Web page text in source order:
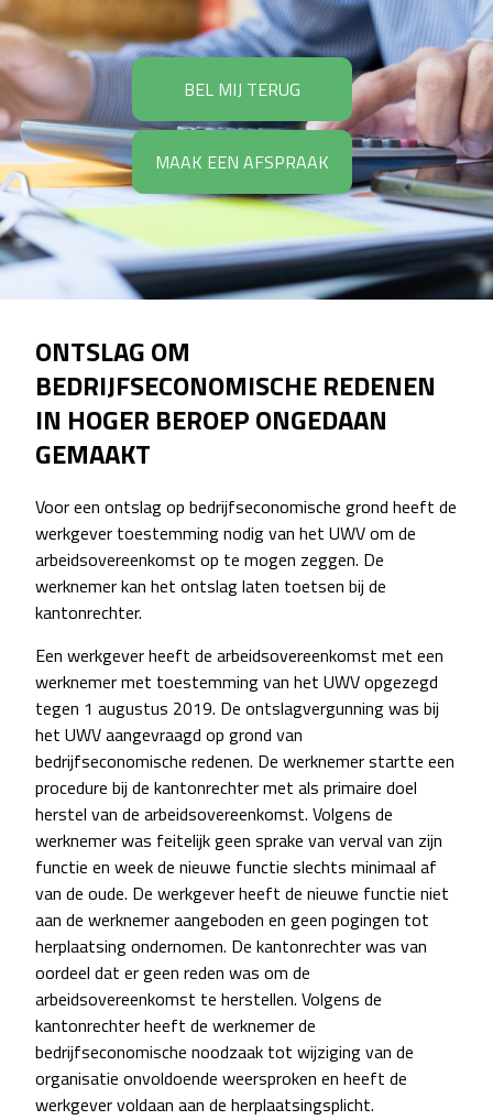
BEL MIJ TERUG
MAAK EEN AFSPRAAK
ONTSLAG OM
BEDRIJFSECONOMISCHE REDENEN
IN HOGER BEROEP ONGEDAAN
GEMAAKT
Voor een ontslag op bedrijfseconomische grond heeft de
werkgever toestemming nodig van het UWV om de
arbeidsovereenkomst op te mogen zeggen. De
werknemer kan het ontslag laten toetsen bij de
kantonrechter.
Een werkgever heeft de arbeidsovereenkomst met een
werknemer met toestemming van het UWV opgezegd
tegen 1 augustus 2019. De ontslagvergunning was bij
het UWV aangevraagd op grond van
bedrijfseconomische redenen. De werknemer startte een
procedure bij de kantonrechter met als primaire doel
herstel van de arbeidsovereenkomst. Volgens de
werknemer was feitelijk geen sprake van verval van zijn
functie en week de nieuwe functie slechts minimaal af
van de oude. De werkgever heeft de nieuwe functie niet
aan de werknemer aangeboden en geen pogingen tot
herplaatsing ondernomen. De kantonrechter was van
oordeel dat er geen reden was om de
arbeidsovereenkomst te herstellen. Volgens de
kantonrechter heeft de werknemer de
bedrijfseconomische noodzaak tot wijziging van de
organisatie onvoldoende weersproken en heeft de
werkgever voldaan aan de herplaatsingsplicht.